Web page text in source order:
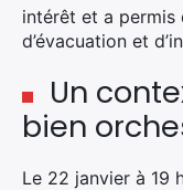
intérêt et a permis
d’évacuation et
Un
bien
Le 22 janvier à 19